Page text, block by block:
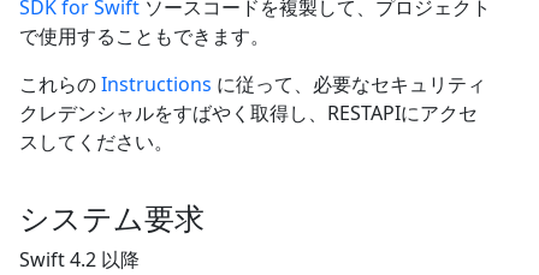
SDK for Swift ソースコードを複製して、プロジェクト
で使用することもできます。
これらのInstructions に従って、必要なセキュリティ
クレデンシャルをすばやく取得し、RESTAPIにアクセ
スしてください。
システム要求
Swift 4.2 以降